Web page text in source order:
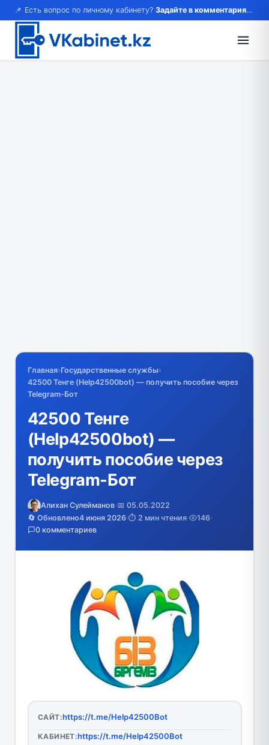
📌 Есть вопрос по личному кабинету? Задайте в комментариях — ответим!
Главная›Государственные службы›
42500 Тенге (Help42500bot) — получить пособие через
Telegram-Бот
42500 Тенге
(Help42500bot) —
получить пособие через
Telegram-Бот
Алихан Сулейманов·📅 05.05.2022
🔄 Обновлено4 июня 2026·⏱️ 2 мин чтения· 146·
0 комментариев
САЙТ:https://t.me/Help42500Bot
КАБИНЕТ:https://t.me/Help42500Bot